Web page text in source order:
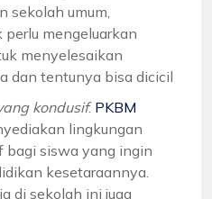
sekolah umum,
mengeluarkan
menyelesaikan
dan tentunya bisa dicicil
kondusif: PKBM
lingkungan
bagi siswa yang ingin
kesetaraannya.
di sekolah ini juga